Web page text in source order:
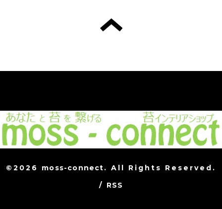
©2026 moss-connect. All Rights Reserved.
/ RSS